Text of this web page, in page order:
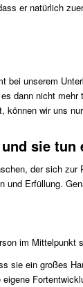
er natürlich
unserem
dann nicht
können wir uns
sie tun
der sich
Erfüllung.
im Mittelpunkt
sie ein großes